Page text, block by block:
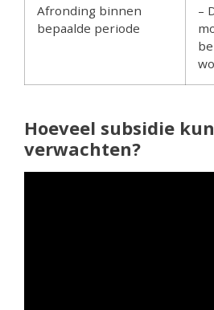
Afronding binnen
bepaalde periode
–
Hoeveel subsidie
verwachten?